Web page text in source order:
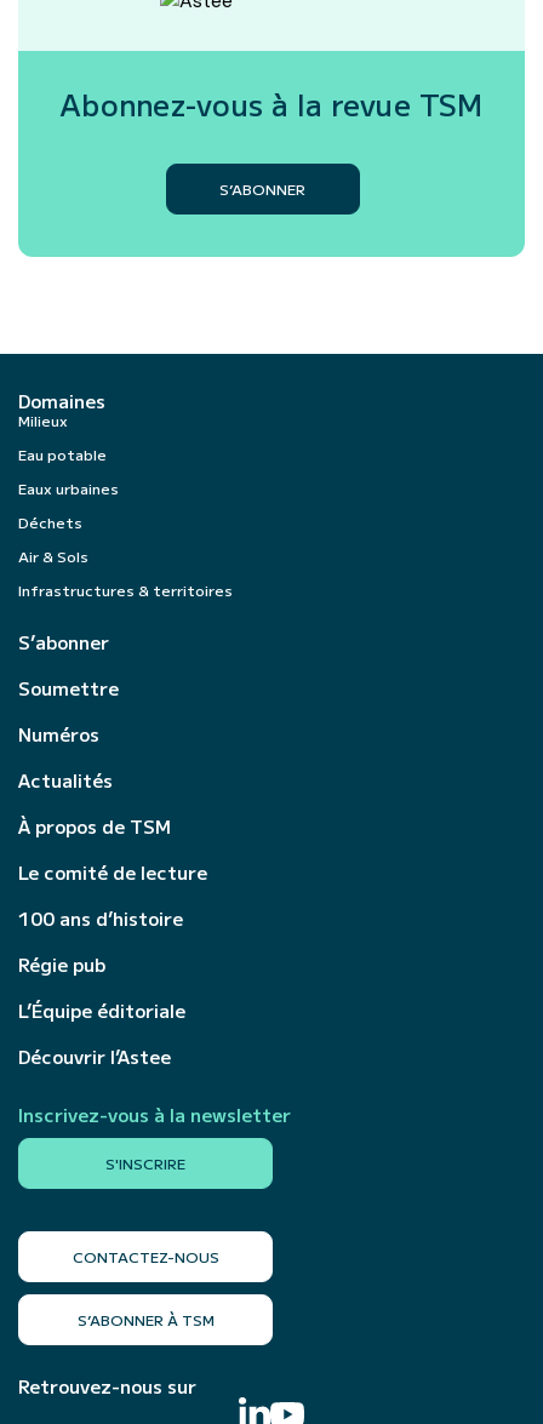
Abonnez-vous à la revue TSM
S’ABONNER
Domaines
Milieux
Eau potable
Eaux urbaines
Déchets
Air & Sols
Infrastructures & territoires
S’abonner
Soumettre
Numéros
Actualités
À propos de TSM
Le comité de lecture
100 ans d’histoire
Régie pub
L’Équipe éditoriale
Découvrir l’Astee
Inscrivez-vous à la newsletter
S'INSCRIRE
CONTACTEZ-NOUS
S’ABONNER À TSM
Retrouvez-nous sur